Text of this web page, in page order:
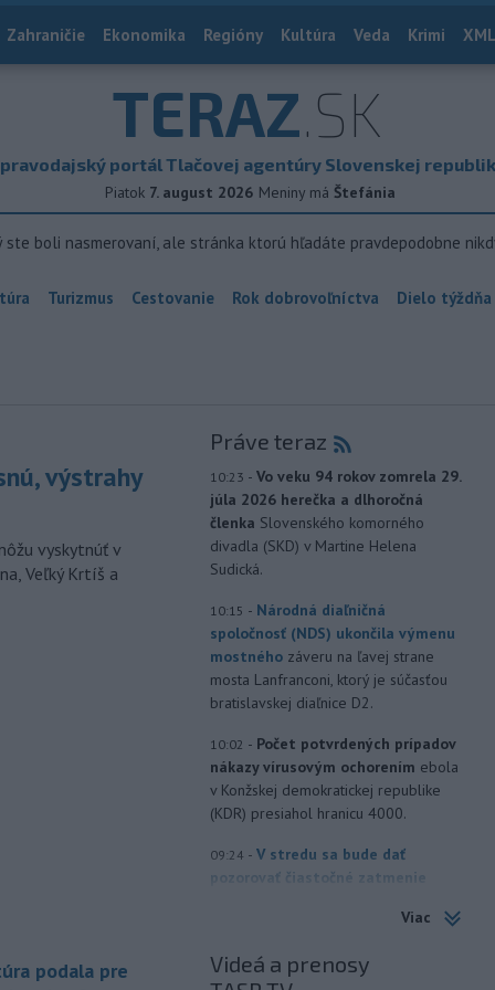
Zahraničie Ekonomika Regióny Kultúra Veda Krimi
TERAZ.SK
portál Tlačovej agentúry Slovenskej
Piatok 7. august 2026 Meniny má Štefánia
ste boli nasmerovaní, ale stránka ktorú hľadáte pravdepodobne
Turizmus Cestovanie Rok dobrovoľníctva Dielo týždňa
výstrahy
vyskytnúť v
Veľký Krtíš a
podala pre
Práve teraz
10:23 - Vo veku 94 rokov zomrela 29.
júla 2026 herečka a dlhoročná
členka Slovenského komorného
divadla (SKD) v Martine Helena
Sudická.
10:15 - Národná diaľničná
spoločnosť (NDS) ukončila výmenu
mostného záveru na ľavej strane
mosta Lanfranconi, ktorý je súčasťou
bratislavskej diaľnice D2.
10:02 - Počet potvrdených prípadov
nákazy vírusovým ochorením ebola
v Konžskej demokratickej republike
(KDR) presiahol hranicu 4000.
09:24 - V stredu sa bude dať
pozorovať čiastočné zatmenie
podala v súvislosti s určením
Viac
Videá a prenosy